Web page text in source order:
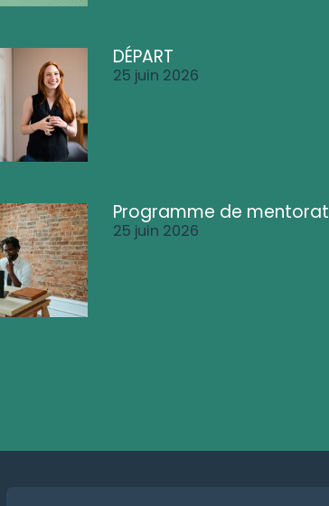
DÉPART
25 juin 2026
Programme de mentorat
25 juin 2026